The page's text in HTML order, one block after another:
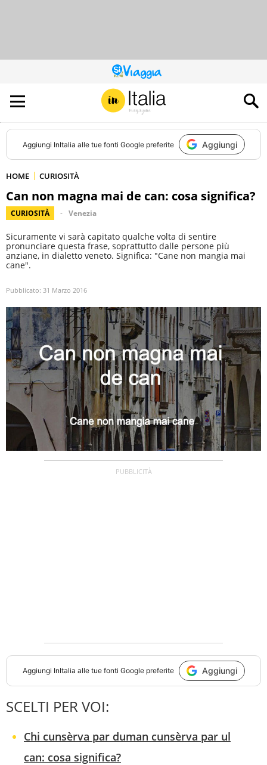
QUESTO
SITO
CONTRIBUISCE
ALL’AUDIENCE
DI
Aggiungi InItalia alle tue fonti Google preferite Aggiungi
HOME CURIOSITÀ
Can non magna mai de can: cosa significa?
CURIOSITÀ Venezia
Sicuramente vi sarà capitato qualche volta di sentire
pronunciare questa frase, soprattutto dalle persone più
anziane, in dialetto veneto. Significa: "Cane non mangia mai
cane".
Pubblicato: 31 Marzo 2016
Aggiungi InItalia alle tue fonti Google preferite Aggiungi
SCELTI PER VOI:
Chi cunsèrva par duman cunsèrva par ul
can: cosa significa?